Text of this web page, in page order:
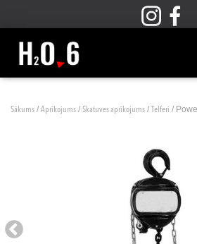
Sākums / Aprīkojums / Skatuves aprīkojums / Telferi /